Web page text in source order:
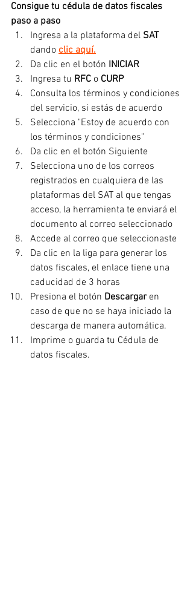
Consigue tu cédula de datos fiscales
paso a paso
Ingresa a la plataforma del SAT
dando clic aquí.
Da clic en el botón INICIAR
Ingresa tu RFC o CURP
Consulta los términos y condiciones
del servicio, si estás de acuerdo
Selecciona "Estoy de acuerdo con
los términos y condiciones"
Da clic en el botón Siguiente
Selecciona uno de los correos
registrados en cualquiera de las
plataformas del SAT al que tengas
acceso, la herramienta te enviará el
documento al correo seleccionado
Accede al correo que seleccionaste
Da clic en la liga para generar los
datos fiscales, el enlace tiene una
caducidad de 3 horas
Presiona el botón Descargar en
caso de que no se haya iniciado la
descarga de manera automática.
Imprime o guarda tu Cédula de
datos fiscales.